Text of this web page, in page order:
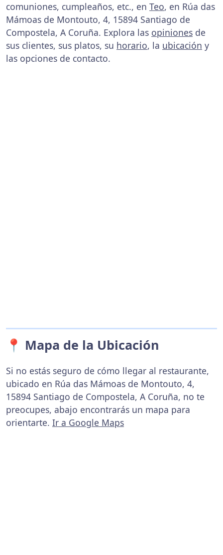
comuniones, cumpleaños, etc., en Teo, en Rúa das
Mámoas de Montouto, 4, 15894 Santiago de
Compostela, A Coruña. Explora las opiniones de
sus clientes, sus platos, su horario, la ubicación y
las opciones de contacto.
📍 Mapa de la Ubicación
Si no estás seguro de cómo llegar al restaurante,
ubicado en Rúa das Mámoas de Montouto, 4,
15894 Santiago de Compostela, A Coruña, no te
preocupes, abajo encontrarás un mapa para
orientarte. Ir a Google Maps